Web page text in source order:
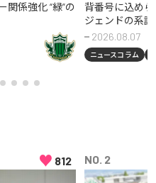
係強化 “緑”の
背番号に込め
ジェンドの系
2026.08.07
ニュースコラム
♥ 812 NO